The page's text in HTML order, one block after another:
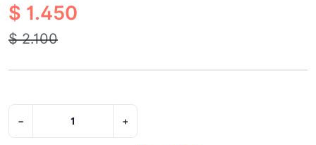
$ 1.450
$ 2.100
− +